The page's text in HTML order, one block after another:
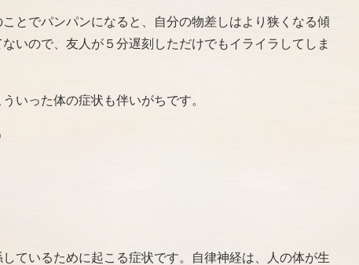
とでパンパンになると、自分の物差しはより狭くなる傾
いので、友人が５分遅刻しただけでもイライラしてしま
いった体の症状も伴いがちです。
ているために起こる症状です。自律神経は、人の体が生